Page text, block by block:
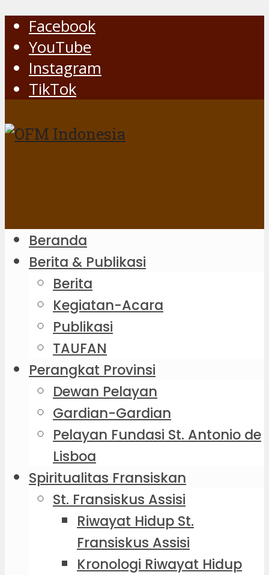
Facebook
YouTube
Instagram
TikTok
Beranda
Berita & Publikasi
Berita
Kegiatan-Acara
Publikasi
TAUFAN
Perangkat Provinsi
Dewan Pelayan
Gardian-Gardian
Pelayan Fundasi St. Antonio de
Lisboa
Spiritualitas Fransiskan
St. Fransiskus Assisi
Riwayat Hidup St.
Fransiskus Assisi
Kronologi Riwayat Hidup